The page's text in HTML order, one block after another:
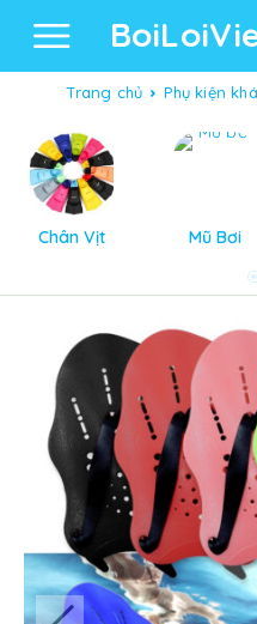
Trang chủ Phụ kiện
Chân Vịt Mũ Bơi